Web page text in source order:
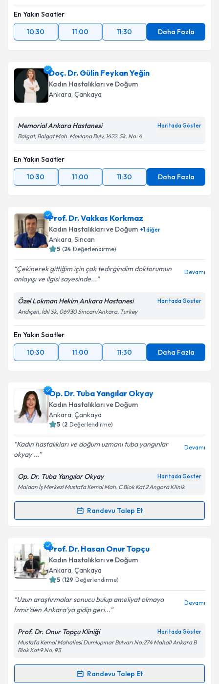
En Yakın Saatler
10:30
11:00 11:30 Daha Fazla
Doç. Dr. Gülin Feykan Yeğin
Kadın Hastalıkları ve Doğum
Ankara, Çankaya
Memorial Ankara Hastanesi Haritada Göster
Balgat, Balgat Mah. Mevlana Bulv, 1422. Sk. No: 4
En Yakın Saatler
10:30
11:00 11:30 Daha Fazla
Prof. Dr. Vakkas Korkmaz
Kadın Hastalıkları ve Doğum +1diğer
Ankara, Sincan
5 (24 Değerlendirme)
Çekinerek gittiğim için çok tedirgindim doktorumun
anlayışı ve ilgisi sayesinde...
Devamı
Özel Lokman Hekim Ankara Hastanesi Haritada Göster
Andiçen, İdil Sk, 06930 Sincan/Ankara, Turkey
En Yakın Saatler
10:30
11:00 11:30 Daha Fazla
Op. Dr. Tuba Yangılar Okyay
Kadın Hastalıkları ve Doğum
Ankara, Çankaya
5 (2 Değerlendirme)
Kadın hastalıkları ve doğum uzmanı tuba yangınlar
okyay ...
Devamı
Op. Dr. Tuba Yangılar Okyay Haritada Göster
Maidan İş Merkezi Mustafa Kemal Mah. C Blok Kat 2 Angora Klinik
Randevu Talep Et
Randevu Takvimi Talebi
Op. Dr. Tuba Yangılar Okyayiçin randevu takvimi
talebi oluşturun. Size bu uzmandan randevu almanız
için bir takvim hazırlandığında e-posta ile
bilgilendireceğiz.
E-posta Adresiniz
Kişisel verilerimin işlenmesine ilişkinAydınlatma
Metni
kapsamda işlenmesini kabul ediyorum.
Prof. Dr. Hasan Onur Topçu
Kadın Hastalıkları ve Doğum
Ankara, Çankaya
5 (129 Değerlendirme)
Uzun araştırmalar sonucu bulup ameliyat olmaya
İzmir’den Ankara’ya gidip geri...
Devamı
Prof. Dr. Onur Topçu Kliniği Haritada Göster
Mustafa Kemal Mahallesi Dumlupınar Bulvarı No:274 Mahall Ankara B
Blok Kat 9 No: 93
Randevu Talep Et
Randevu Takvimi Talebi